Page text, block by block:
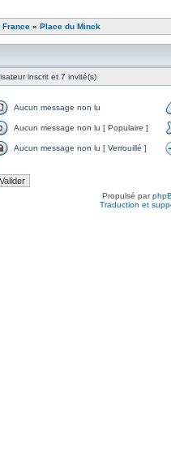
France » Place du Minck
inscrit et 7 invité(s)
Aucun message non lu
Aucun message non lu [ Populaire ]
Aucun message non lu [ Verrouillé ]
Propulsé par
Traduction et